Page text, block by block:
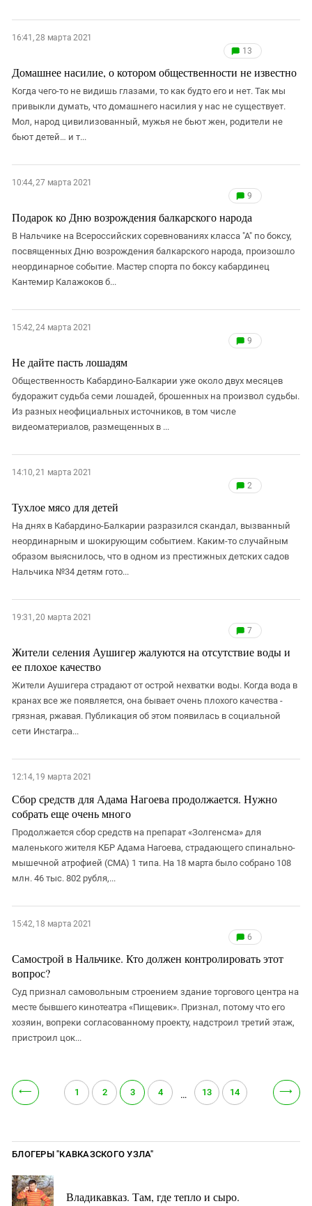
16:41, 28 марта 2021
13
Домашнее насилие, о котором общественности не известно
Когда чего-то не видишь глазами, то как будто его и нет. Так мы
привыкли думать, что домашнего насилия у нас не существует.
Мол, народ цивилизованный, мужья не бьют жен, родители не
бьют детей… и т...
10:44, 27 марта 2021
9
Подарок ко Дню возрождения балкарского народа
В Нальчике на Всероссийских соревнованиях класса "А" по боксу,
посвященных Дню возрождения балкарского народа, произошло
неординарное событие. Мастер спорта по боксу кабардинец
Кантемир Калажоков б...
15:42, 24 марта 2021
9
Не дайте пасть лошадям
Общественность Кабардино-Балкарии уже около двух месяцев
будоражит судьба семи лошадей, брошенных на произвол судьбы.
Из разных неофициальных источников, в том числе
видеоматериалов, размещенных в ...
14:10, 21 марта 2021
2
Тухлое мясо для детей
На днях в Кабардино-Балкарии разразился скандал, вызванный
неординарным и шокирующим событием. Каким-то случайным
образом выяснилось, что в одном из престижных детских садов
Нальчика №34 детям гото...
19:31, 20 марта 2021
7
Жители селения Аушигер жалуются на отсутствие воды и
ее плохое качество
Жители Аушигера страдают от острой нехватки воды. Когда вода в
кранах все же появляется, она бывает очень плохого качества -
грязная, ржавая. Публикация об этом появилась в социальной
сети Инстагра...
12:14, 19 марта 2021
Сбор средств для Адама Нагоева продолжается. Нужно
собрать еще очень много
Продолжается сбор средств на препарат «Золгенсма» для
маленького жителя КБР Адама Нагоева, страдающего спинально-
мышечной атрофией (СМА) 1 типа. На 18 марта было собрано 108
млн. 46 тыс. 802 рубля,...
15:42, 18 марта 2021
6
Самострой в Нальчике. Кто должен контролировать этот
вопрос?
Суд признал самовольным строением здание торгового центра на
месте бывшего кинотеатра «Пищевик». Признал, потому что его
хозяин, вопреки согласованному проекту, надстроил третий этаж,
пристроил цок...
⟵ 1 2 3 4 … 13 14 ⟶
БЛОГЕРЫ "КАВКАЗСКОГО УЗЛА"
Владикавказ. Там, где тепло и сыро.